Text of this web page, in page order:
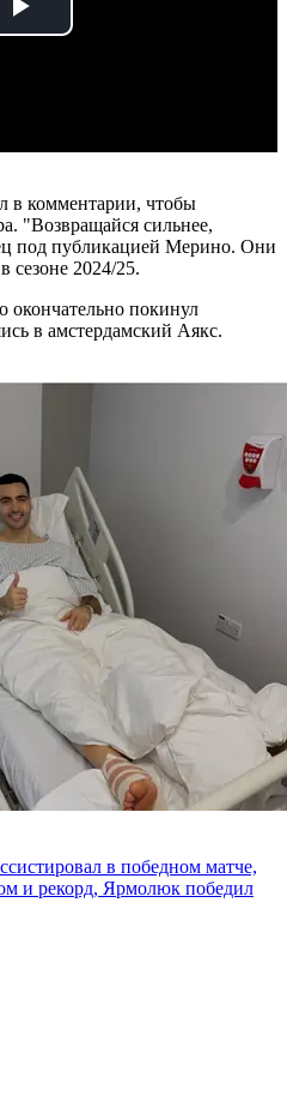
Play
в комментарии, чтобы
"Возвращайся сильнее,
под публикацией Мерино. Они
сезоне 2024/25.
покинул
в амстердамский Аякс.
в победном матче,
и рекорд, Ярмолюк победил